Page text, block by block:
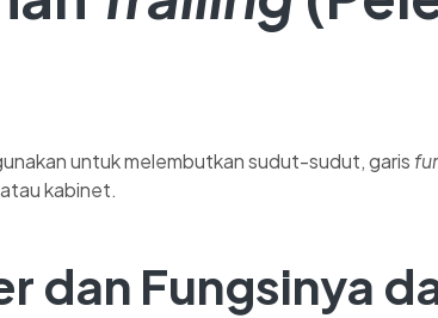
untuk melembutkan sudut-sudut, garis
kabinet.
dan Fungsinya